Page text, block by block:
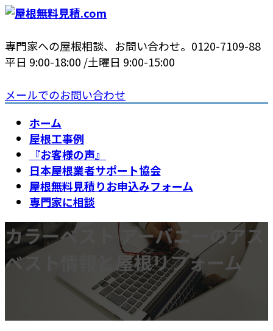
コ
テ
ン
へ
ス
ナ
ゲ
ー
ョ
ン
専門家への屋根相談、お問い合わせ。 0120-7109-88
平日 9:00-18:00 /土曜日 9:00-15:00
メールでのお問い合わせ
ホーム
屋根工事例
『お客様の声』
日本屋根業者サポート協会
屋根無料見積りお申込みフォーム
専門家に相談
カラーベスト アーバニーのアス
ベスト情報と屋根リフォーム